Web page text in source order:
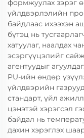
формжуулах зэрэг
үйлдвэрлэлийн
байдлаас ихээхэн
бүтэц нь
хатуулаг, наалдах
эсэргүүцэлийг
агентуудыг
PU-ийн өндөр
үйлдвэрийн
стандарт, үйл
цэнэтэй хэрэгсэл
байдал нь
дахин хэрэглэх